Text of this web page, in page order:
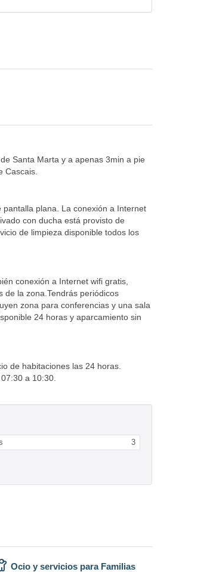
Santa Marta y a apenas 3min a pie
Cascais.
plana. La conexión a Internet
con ducha está provisto de
de limpieza disponible todos los
conexión a Internet wifi gratis,
de la zona.Tendrás periódicos
zona para conferencias y una sala
24 horas y aparcamiento sin
de habitaciones las 24 horas.
a 10:30.
3
Ocio y servicios para Familias